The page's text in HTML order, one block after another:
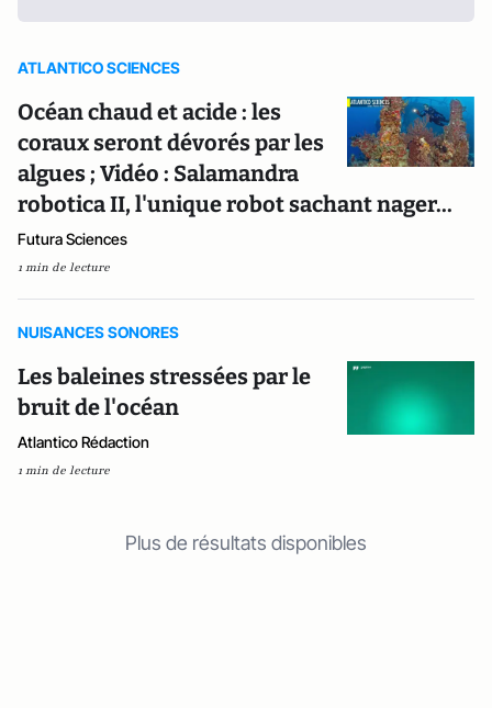
ATLANTICO SCIENCES
Océan chaud et acide : les
coraux seront dévorés par les
algues ; Vidéo : Salamandra
robotica II, l'unique robot sachant nager...
Futura Sciences
1 min de lecture
NUISANCES SONORES
Les baleines stressées par le
bruit de l'océan
Atlantico Rédaction
1 min de lecture
Plus de résultats disponibles